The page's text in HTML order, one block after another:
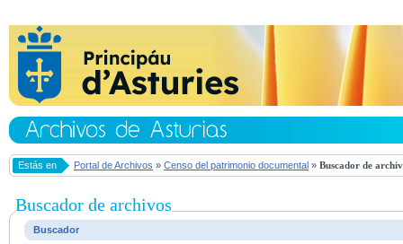
Estás en Portal de Archivos » Censo del patrimonio documental » Buscador de
Buscador de archivos
Buscador